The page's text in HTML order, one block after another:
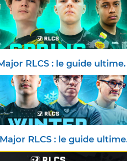
RLCS : le guide ultime.
RLCS : le guide